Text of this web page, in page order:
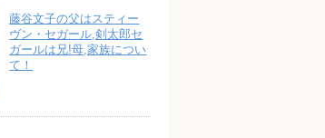
藤谷文子の父はスティー
ヴン・セガール,剣太郎セ
ガールは兄!母,家族につい
て！